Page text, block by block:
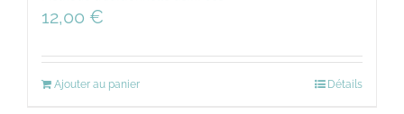
12,00 €
Ajouter au panier Détails